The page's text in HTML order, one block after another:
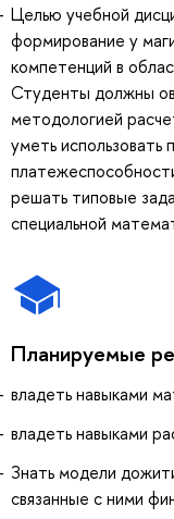
Целью учебной
формирование у
компетенций в
Студенты должны
методологией
уметь использовать
решать типовые
специальной
Планируемые
владеть навыками
владеть навыками
Знать модели
связанные с ними